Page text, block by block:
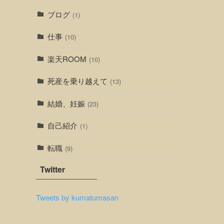
ブログ (1)
仕事 (10)
楽天ROOM (10)
死産を乗り越えて (13)
結婚、妊娠 (23)
自己紹介 (1)
転職 (9)
Twitter
Tweets by kumatumasan